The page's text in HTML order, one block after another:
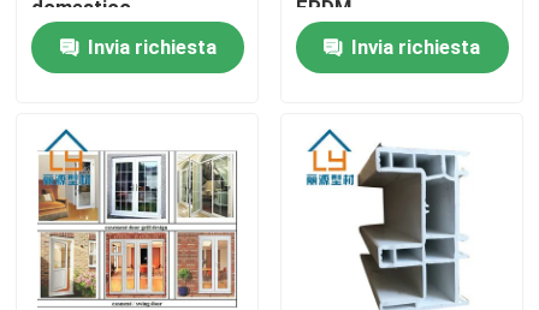
Richieda una citazione
Profili della finestra di UPVC
Profili dell'estrusione di UPVC
domestico
Invia richiesta
EPDM
Invia richiesta